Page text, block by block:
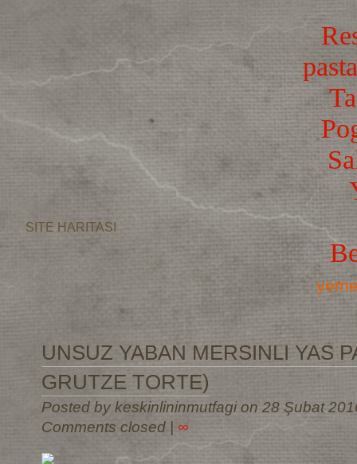
SITE HARITASI
UNSUZ YABAN MERSINLI YAS
GRUTZE TORTE)
Posted by keskinlininmutfagi on 28 Şubat
Comments closed| ∞